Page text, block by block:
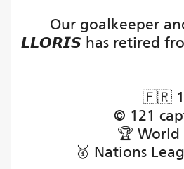
Our goalkeeper
𝙇𝙇𝙊𝙍𝙄𝙎 has retired
🇫🇷
©️ 121
🏆
🥇 Nations